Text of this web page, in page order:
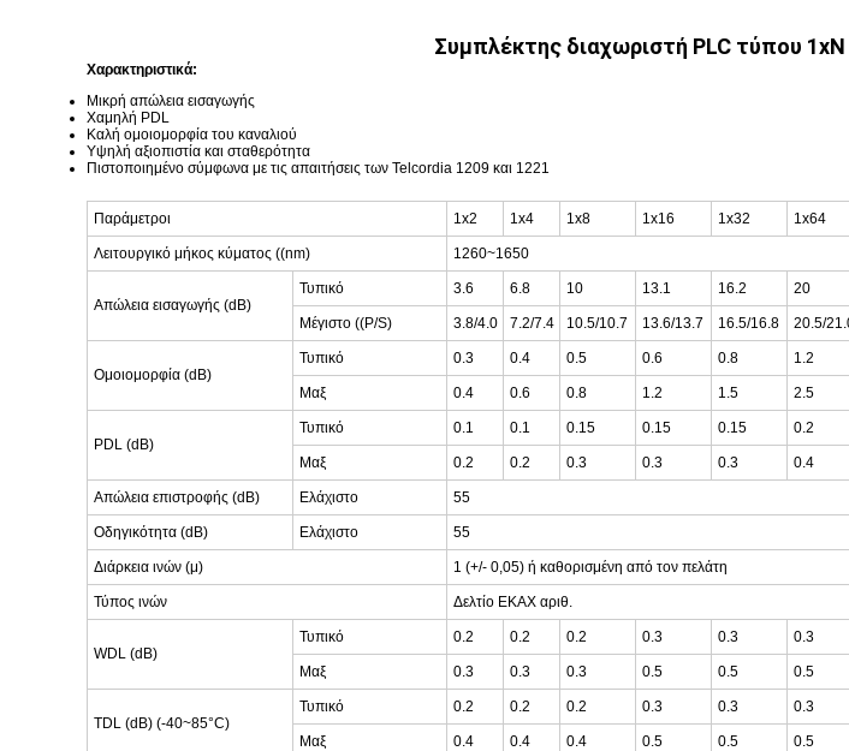
Συμπλέκτης διαχωριστή PLC τύπου 1xN
Χαρακτηριστικά:
Μικρή απώλεια εισαγωγής
Χαμηλή PDL
Καλή ομοιομορφία του καναλιού
Υψηλή αξιοπιστία και σταθερότητα
Πιστοποιημένο σύμφωνα με τις απαιτήσεις των Telcordia 1209 και 1221
Παράμετροι 1x2 1x4 1x8 1x16 1x32 1x64
Λειτουργικό μήκος κύματος ((nm) 1260~1650
Απώλεια εισαγωγής (dB)
Τυπικό 3.6 6.8 10 13.1 16.2 20
Μέγιστο ((P/S) 3.8/4.0 7.2/7.4 10.5/10.7 13.6/13.7 16.5/16.8 20.5/
Ομοιομορφία (dB)
Τυπικό 0.3 0.4 0.5 0.6 0.8 1.2
Μαξ 0.4 0.6 0.8 1.2 1.5 2.5
PDL (dB)
Τυπικό 0.1 0.1 0.15 0.15 0.15 0.2
Μαξ 0.2 0.2 0.3 0.3 0.3 0.4
Απώλεια επιστροφής (dB) Ελάχιστο 55
Οδηγικότητα (dB) Ελάχιστο 55
Διάρκεια ινών (μ) 1 (+/- 0,05) ή καθορισμένη από τον πελάτη
Τύπος ινών Δελτίο ΕΚΑΧ αριθ.
WDL (dB)
Τυπικό 0.2 0.2 0.2 0.3 0.3 0.3
Μαξ 0.3 0.3 0.3 0.5 0.5 0.5
TDL (dB) (-40~85°C)
Τυπικό 0.2 0.2 0.2 0.3 0.3 0.3
Μαξ 0.4 0.4 0.4 0.5 0.5 0.5